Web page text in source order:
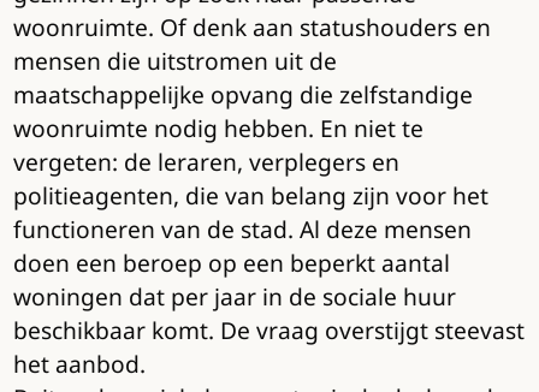
woonruimte. Of denk aan statushouders en
mensen die uitstromen uit de
maatschappelijke opvang die zelfstandige
woonruimte nodig hebben. En niet te
vergeten: de leraren, verplegers en
politieagenten, die van belang zijn voor het
functioneren van de stad. Al deze mensen
doen een beroep op een beperkt aantal
woningen dat per jaar in de sociale huur
beschikbaar komt. De vraag overstijgt steevast
het aanbod.